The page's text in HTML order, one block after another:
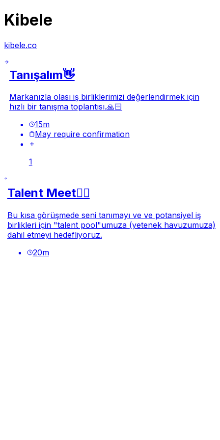
Kibele
kibele.co
Tanışalım👋
Markanızla olası iş birliklerimizi değerlendirmek için
hızlı bir tanışma toplantısı.🙏🏻
15m
May require confirmation
1
Talent Meet🙂‍↕️
Bu kısa görüşmede seni tanımayı ve ve potansiyel iş
birlikleri için "talent pool"umuza (yetenek havuzumuza)
dahil etmeyi hedefliyoruz.
20m